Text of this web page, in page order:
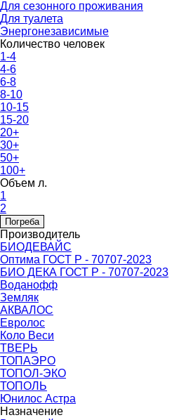
Для сезонного проживания
Для туалета
Энергонезависимые
Количество человек
1-4
4-6
6-8
8-10
10-15
15-20
20+
30+
50+
100+
Объем л.
1
2
Погреба
Производитель
БИОДЕВАЙС
Оптима ГОСТ Р - 70707-2023
БИО ДЕКА ГОСТ Р - 70707-2023
Воданофф
Земляк
АКВАЛОС
Евролос
Коло Веси
ТВЕРЬ
ТОПАЭРО
ТОПОЛ-ЭКО
ТОПОЛЬ
Юнилос Астра
Назначение